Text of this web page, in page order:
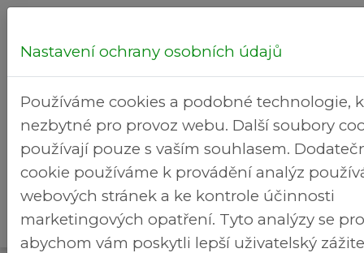
Hledej...
Brezineves.cz >
Kultura
čas
Rekreační
areál
Nastavení ochrany osobních údajů
Používáme cookies a podobné technologie,
nezbytné pro provoz webu. Další soubory
používají pouze s vaším souhlasem.
cookie používáme k provádění analýz
webových stránek a ke kontrole účinnosti
marketingových opatření. Tyto analýzy se
abychom vám poskytli lepší uživatelský